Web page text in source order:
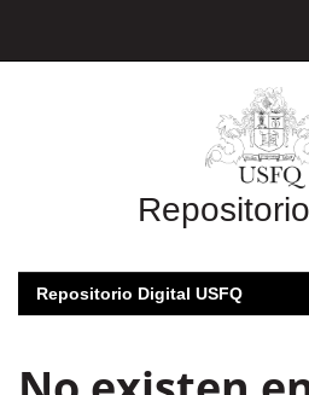
Repositorio
Repositorio Digital USFQ